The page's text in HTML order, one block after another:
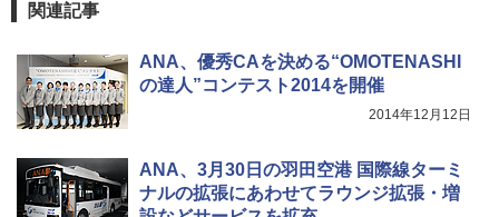
関連記事
ANA、優秀CAを決める“OMOTENASHI
の達人”コンテスト2014を開催
2014年12月12日
ANA、3月30日の羽田空港 国際線ターミ
ナルの拡張にあわせてラウンジ拡張・増